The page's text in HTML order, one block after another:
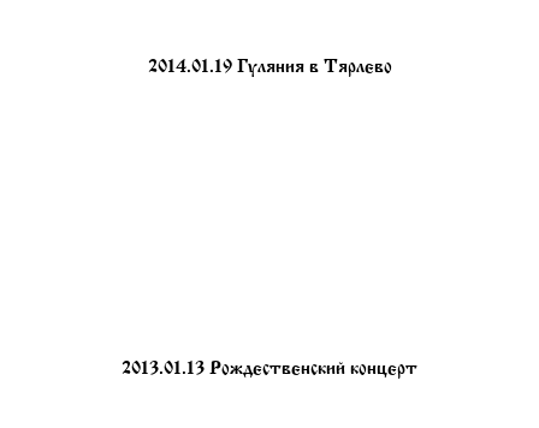
2014.01.19 Гуляния в Тярлево
2013.01.13 Рождественский концерт